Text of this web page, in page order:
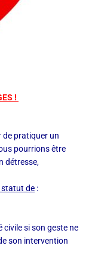
!
de pratiquer un
pourrions être
détresse,
statut de :
civile si son geste ne
son intervention